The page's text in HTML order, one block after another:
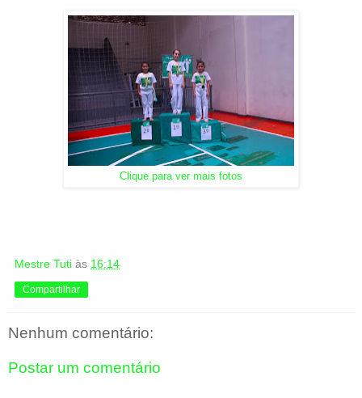
Clique para ver mais fotos
Mestre Tuti às 16:14
Compartilhar
Nenhum comentário:
Postar um comentário